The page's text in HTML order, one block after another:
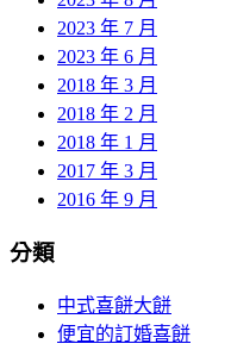
2023 年 7 月
2023 年 6 月
2018 年 3 月
2018 年 2 月
2018 年 1 月
2017 年 3 月
2016 年 9 月
分類
中式喜餅大餅
便宜的訂婚喜餅